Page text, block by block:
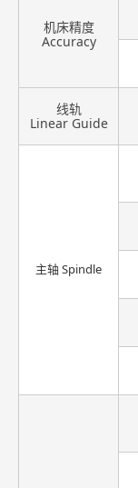
机床精度
Accuracy
线轨
Linear Guide
主轴 Spindle